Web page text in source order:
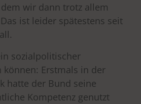
wir dann trotz allem
ist leider spätestens seit
sozialpolitischer
können: Erstmals in der
hatte der Bund seine
Kompetenz genutzt